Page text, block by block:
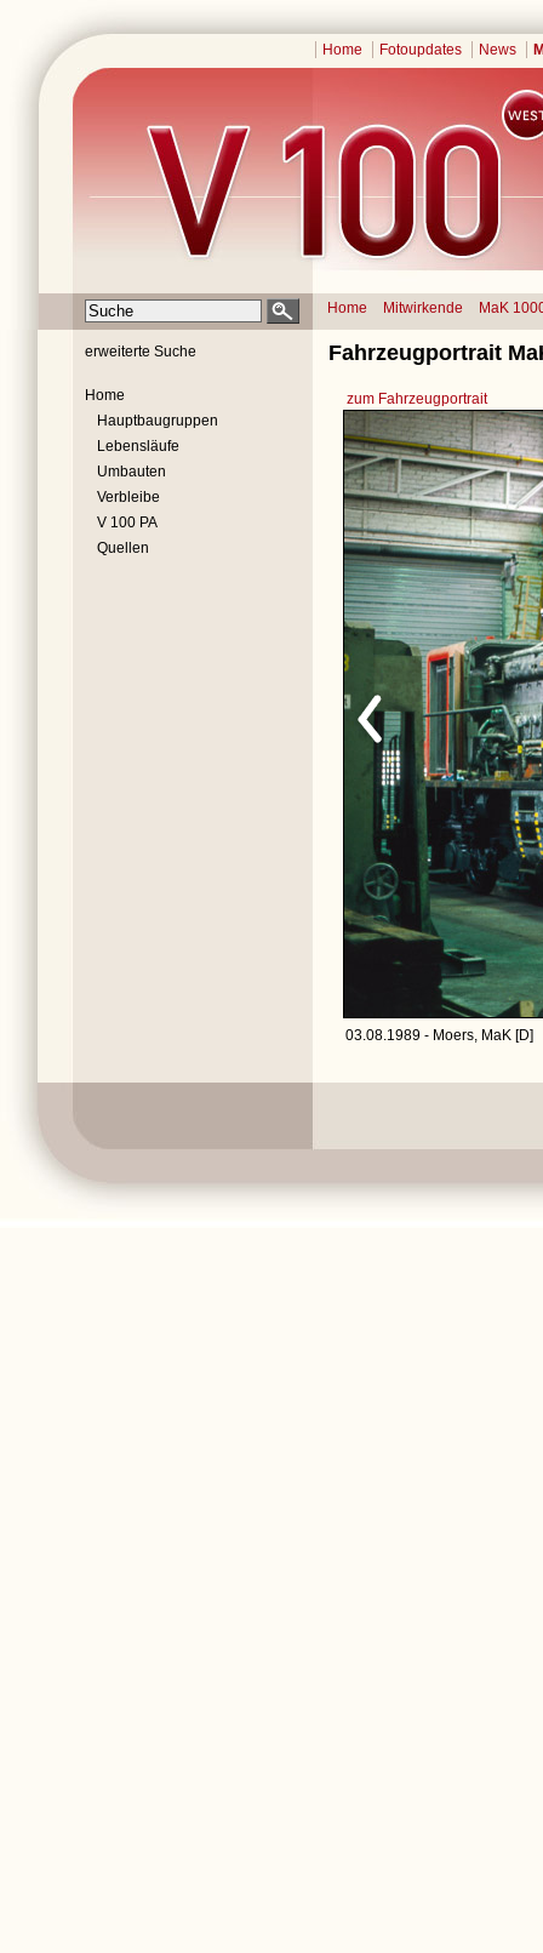
Home Fotoupdates News
Home Mitwirkende MaK
erweiterte Suche
Home
Hauptbaugruppen
Lebensläufe
Umbauten
Verbleibe
V 100 PA
Quellen
Fahrzeugportrait
zum Fahrzeugportrait
03.08.1989 - Moers, MaK [D]